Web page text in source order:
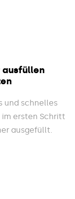
und schnelles
ersten Schritt
ausgefüllt.